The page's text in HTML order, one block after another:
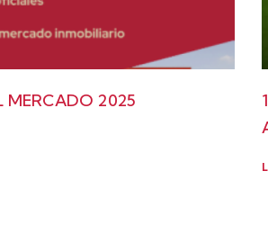
MERCADO 2025